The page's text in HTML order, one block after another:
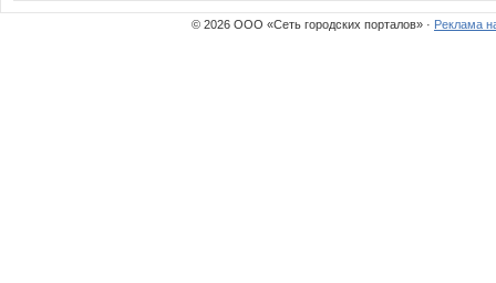
© 2026 ООО «Сеть городских порталов» · Реклама